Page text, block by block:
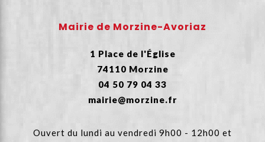
Mairie de Morzine-Avoriaz
1 Place de l'Église
74110 Morzine
04 50 79 04 33
mairie@morzine.fr
Ouvert du lundi au vendredi 9h00 - 12h00 et